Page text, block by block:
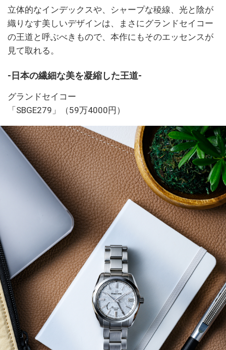
立体的なインデックスや、シャープな稜線、光と陰が
織りなす美しいデザインは、まさにグランドセイコー
の王道と呼ぶべきもので、本作にもそのエッセンスが
見て取れる。
-日本の繊細な美を凝縮した王道-
グランドセイコー
「SBGE279」（59万4000円）